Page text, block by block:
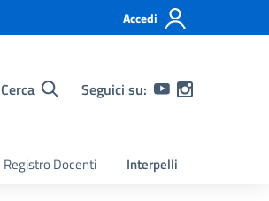
Accedi
Cerca Seguici su:
Registro Docenti Interpelli